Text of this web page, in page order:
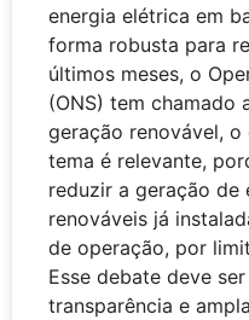
energia elétrica em
forma robusta para
últimos meses, o
(ONS) tem chamado
geração renovável,
tema é relevante,
reduzir a geração de
renováveis já
de operação, por
Esse debate deve
transparência e